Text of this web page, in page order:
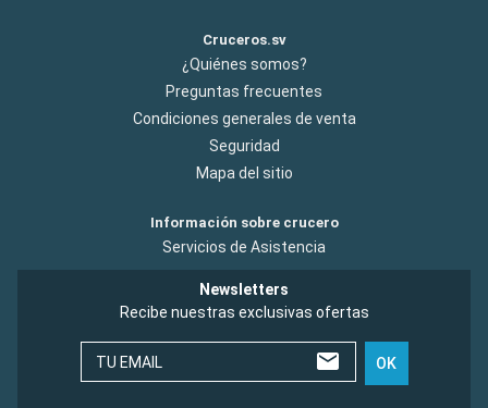
Cruceros.sv
¿Quiénes somos?
Preguntas frecuentes
Condiciones generales de venta
Seguridad
Mapa del sitio
Información sobre crucero
Servicios de Asistencia
Newsletters
Recibe nuestras exclusivas ofertas
TU EMAIL OK